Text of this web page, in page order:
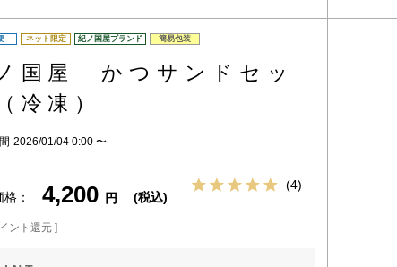
ネット限定 紀ノ国屋ブランド 簡易包装
国屋 かつサンドセッ
冷凍）
2026/01/04 0:00 〜
格 4,200 税込
4
ント還元 ]